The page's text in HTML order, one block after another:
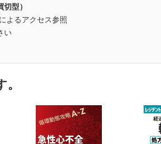
型）
よるアクセス参照
い